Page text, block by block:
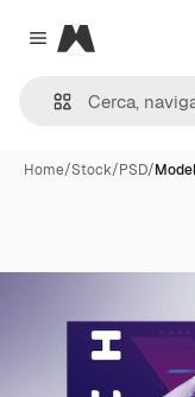
Close menu
Magnific
Home/Stock/PSD/